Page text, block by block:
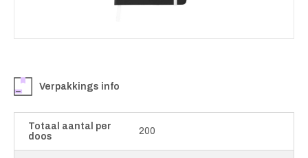
Verpakkings info
Totaal aantal per
doos
200